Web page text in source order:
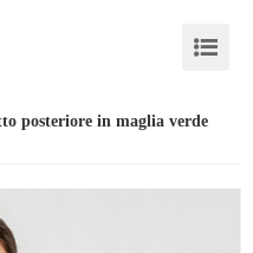
posteriore in maglia verde